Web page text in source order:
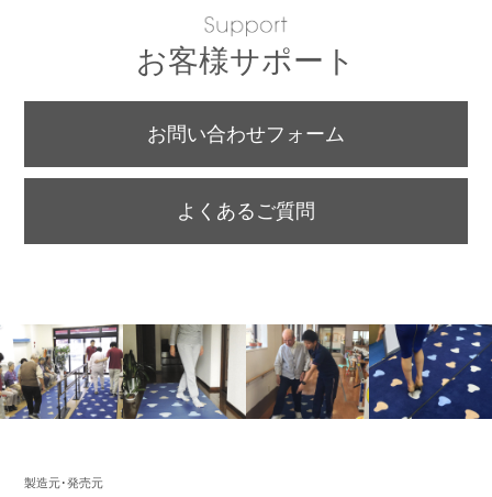
お客様サポート
お問い合わせフォーム
よくあるご質問
製造元･発売元